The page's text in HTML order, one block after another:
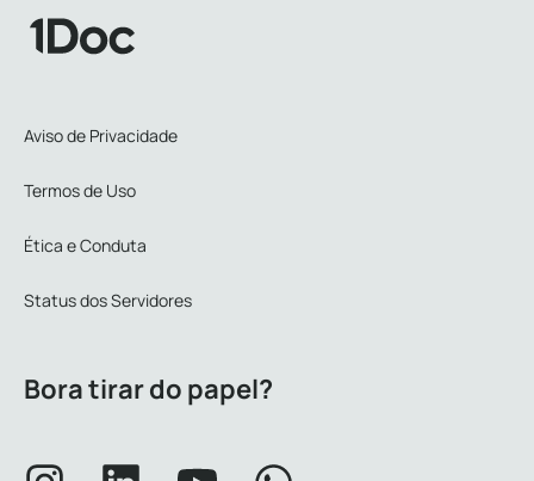
Aviso de Privacidade
Termos de Uso
Ética e Conduta
Status dos Servidores
Bora tirar do papel?